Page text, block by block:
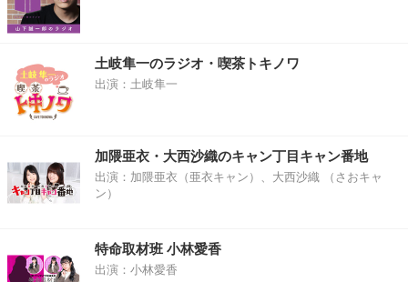
土岐隼一のラジオ・喫茶トキノワ
出演：土岐隼一
加隈亜衣・大西沙織のキャン丁目キャン番地
出演：加隈亜衣（亜衣キャン）、大西沙織 （さおキャ
ン）
特命取材班 小林愛香
出演：小林愛香